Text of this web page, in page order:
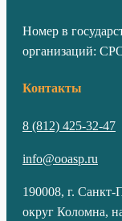
Номер в
организаций:
Контакты
8 (812) 425-32-47
info@ooasp.ru
190008, г.
округ Коломна,